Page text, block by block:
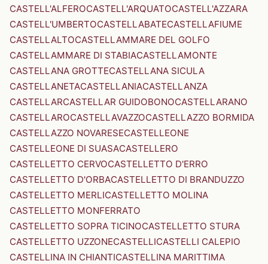
CASTELL'ALFEROCASTELL'ARQUATOCASTELL'AZZARA
CASTELL'UMBERTOCASTELLABATECASTELLAFIUME
CASTELLALTOCASTELLAMMARE DEL GOLFO
CASTELLAMMARE DI STABIACASTELLAMONTE
CASTELLANA GROTTECASTELLANA SICULA
CASTELLANETACASTELLANIACASTELLANZA
CASTELLARCASTELLAR GUIDOBONOCASTELLARANO
CASTELLAROCASTELLAVAZZOCASTELLAZZO BORMIDA
CASTELLAZZO NOVARESECASTELLEONE
CASTELLEONE DI SUASACASTELLERO
CASTELLETTO CERVOCASTELLETTO D'ERRO
CASTELLETTO D'ORBACASTELLETTO DI BRANDUZZO
CASTELLETTO MERLICASTELLETTO MOLINA
CASTELLETTO MONFERRATO
CASTELLETTO SOPRA TICINOCASTELLETTO STURA
CASTELLETTO UZZONECASTELLICASTELLI CALEPIO
CASTELLINA IN CHIANTICASTELLINA MARITTIMA